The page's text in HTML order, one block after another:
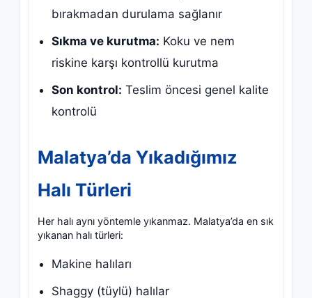
bırakmadan durulama sağlanır
Sıkma ve kurutma: Koku ve nem
riskine karşı kontrollü kurutma
Son kontrol: Teslim öncesi genel kalite
kontrolü
Malatya’da Yıkadığımız
Halı Türleri
Her halı aynı yöntemle yıkanmaz. Malatya’da en sık
yıkanan halı türleri:
Makine halıları
Shaggy (tüylü) halılar